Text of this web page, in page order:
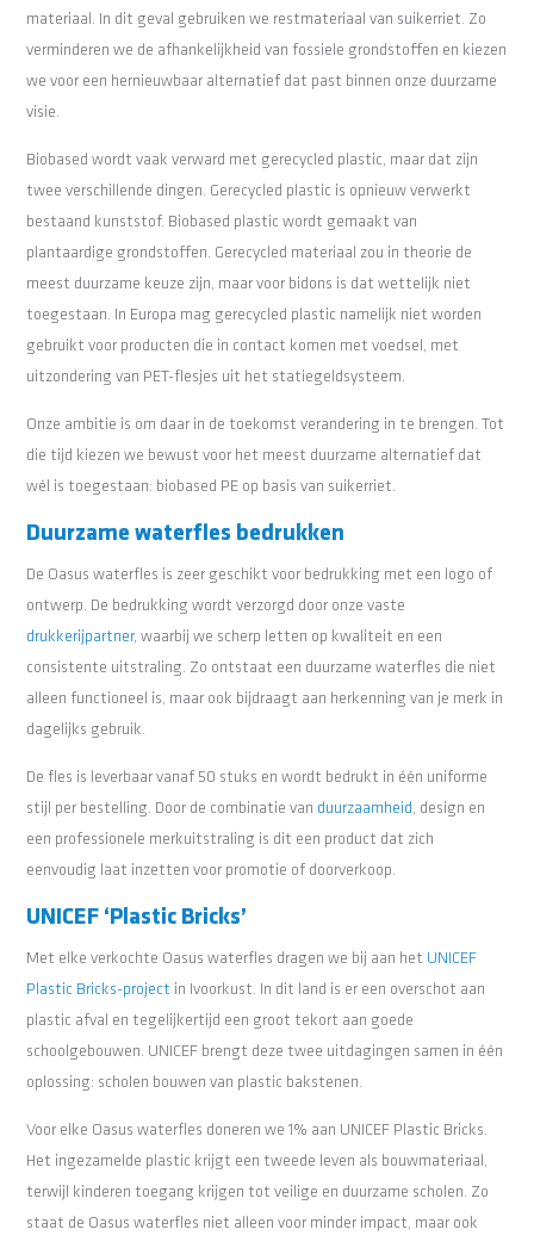
materiaal. In dit geval gebruiken we restmateriaal van suikerriet. Zo
verminderen we de afhankelijkheid van fossiele grondstoffen en kiezen
we voor een hernieuwbaar alternatief dat past binnen onze duurzame
visie.
Biobased wordt vaak verward met gerecycled plastic, maar dat zijn
twee verschillende dingen. Gerecycled plastic is opnieuw verwerkt
bestaand kunststof. Biobased plastic wordt gemaakt van
plantaardige grondstoffen. Gerecycled materiaal zou in theorie de
meest duurzame keuze zijn, maar voor bidons is dat wettelijk niet
toegestaan. In Europa mag gerecycled plastic namelijk niet worden
gebruikt voor producten die in contact komen met voedsel, met
uitzondering van PET-flesjes uit het statiegeldsysteem.
Onze ambitie is om daar in de toekomst verandering in te brengen. Tot
die tijd kiezen we bewust voor het meest duurzame alternatief dat
wél is toegestaan: biobased PE op basis van suikerriet.
Duurzame waterfles bedrukken
De Oasus waterfles is zeer geschikt voor bedrukking met een logo of
ontwerp. De bedrukking wordt verzorgd door onze vaste
drukkerijpartner, waarbij we scherp letten op kwaliteit en een
consistente uitstraling. Zo ontstaat een duurzame waterfles die niet
alleen functioneel is, maar ook bijdraagt aan herkenning van je merk in
dagelijks gebruik.
De fles is leverbaar vanaf 50 stuks en wordt bedrukt in één uniforme
stijl per bestelling. Door de combinatie van duurzaamheid, design en
een professionele merkuitstraling is dit een product dat zich
eenvoudig laat inzetten voor promotie of doorverkoop.
UNICEF ‘Plastic Bricks’
Met elke verkochte Oasus waterfles dragen we bij aan het UNICEF
Plastic Bricks-project in Ivoorkust. In dit land is er een overschot aan
plastic afval en tegelijkertijd een groot tekort aan goede
schoolgebouwen. UNICEF brengt deze twee uitdagingen samen in één
oplossing: scholen bouwen van plastic bakstenen.
Voor elke Oasus waterfles doneren we 1% aan UNICEF Plastic Bricks.
Het ingezamelde plastic krijgt een tweede leven als bouwmateriaal,
terwijl kinderen toegang krijgen tot veilige en duurzame scholen. Zo
staat de Oasus waterfles niet alleen voor minder impact, maar ook